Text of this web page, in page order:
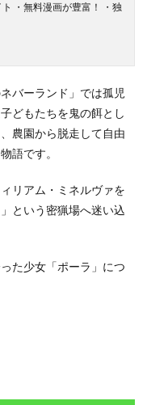
・無料漫画が豊富！ ・独
バーランド」では孤児
どもたちを鬼の餌とし
農園から脱走して自由
語です。
リアム・ミネルヴァを
という密猟場へ迷い込
た少女「ポーラ」につ